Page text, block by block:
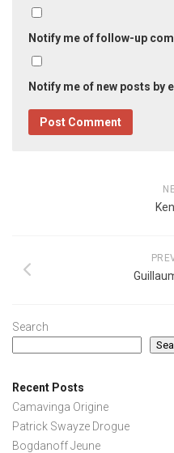
Notify me of follow-up
Notify me of new posts by
Search
Recent Posts
Camavinga Origine
Patrick Swayze Drogue
Bogdanoff Jeune